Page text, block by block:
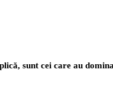
sunt cei care au